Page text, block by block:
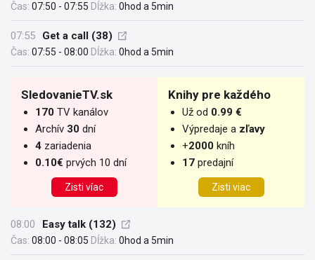
Čas: 07:50 - 07:55 Dĺžka: 0hod a 5min
07:55 Get a call (38)
Čas: 07:55 - 08:00 Dĺžka: 0hod a 5min
SledovanieTV.sk
170 TV kanálov
Archív 30 dní
4 zariadenia
0.10€ prvých 10 dní
Zisti víac
Knihy pre každého
Už od 0.99 €
Výpredaje a zľavy
+2000 kníh
17 predajní
Zisti viac
08:00 Easy talk (132)
Čas: 08:00 - 08:05 Dĺžka: 0hod a 5min